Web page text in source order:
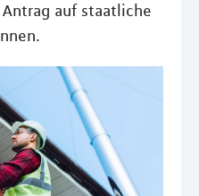
auf staatliche